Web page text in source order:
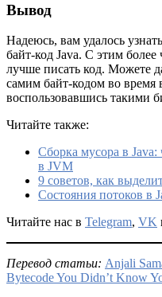
Вывод
Надеюсь, вам удалось
байт-код Java. С этим
лучше писать код. Можете
самим байт-кодом во
воспользовавшись такими
Читайте также:
Сборка мусора в Java:
в JVM
9 советов, как
Состояния потоков в
Читайте нас в Telegram, VK
Перевод статьи: Anjali
Bytecode You Didn’t Know